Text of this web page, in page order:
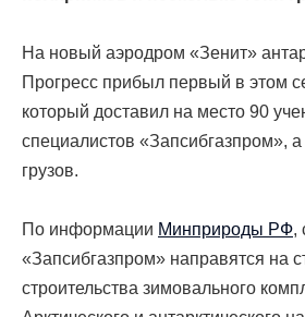
На новый аэродром «Зенит»
Прогресс прибыл первый в этом
который доставил на место 90
специалистов «Запсибгазпром», а
грузов.
По информации Минприроды РФ,
«Запсибгазпром» направятся на
строительства зимовального